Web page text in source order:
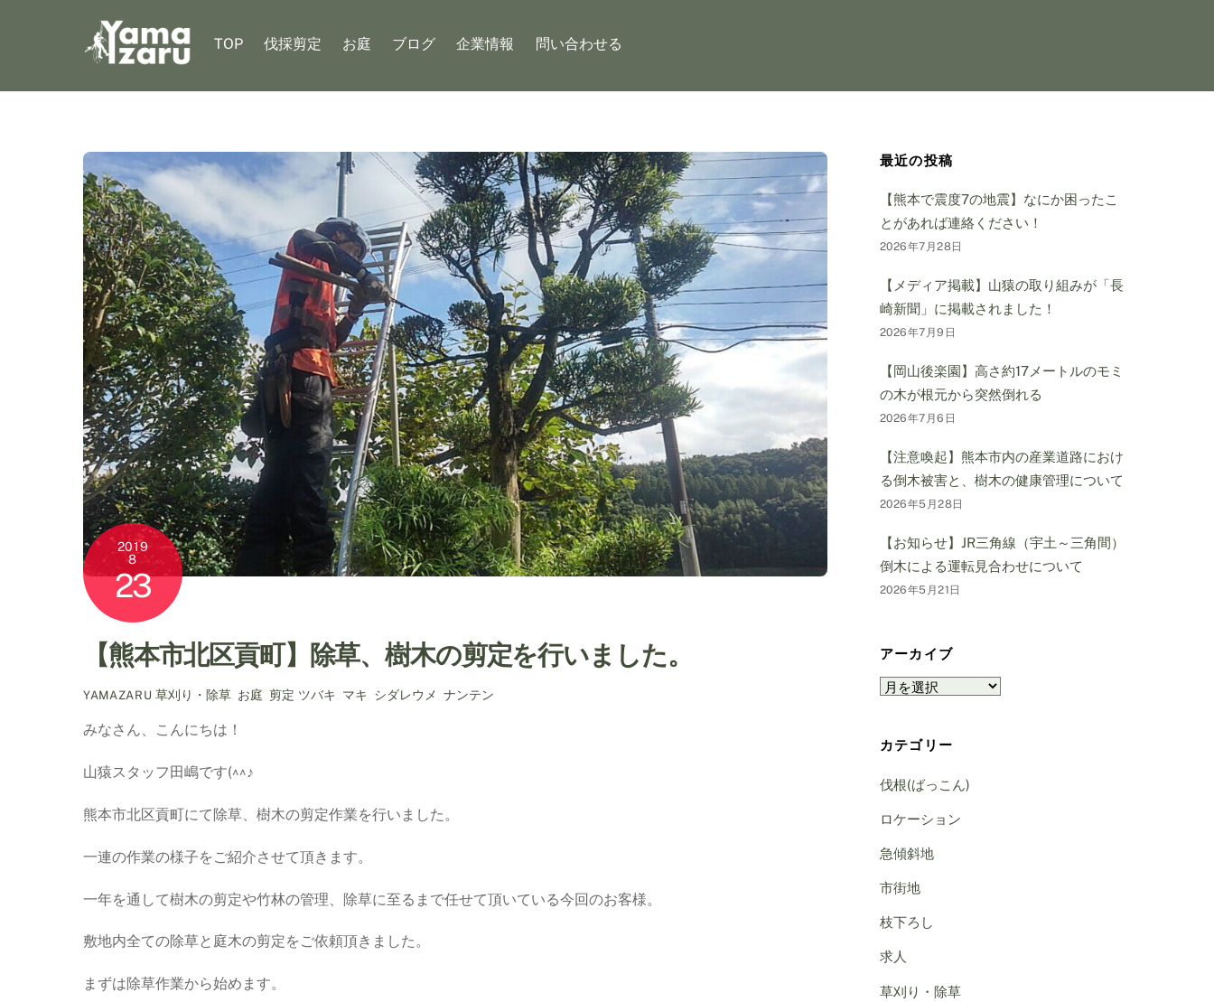
TOP 伐採剪定 お庭 ブログ 企業情報 問い合わせる
2019
8
23
【熊本市北区貢町】除草、樹木の剪定を行いました。
YAMAZARU 草刈り・除草 お庭 ,剪定 ツバキ マキ シダレウメ ,ナンテン
みなさん、こんにちは！
山猿スタッフ田嶋です(^^♪
熊本市北区貢町にて除草、樹木の剪定作業を行いました。
一連の作業の様子をご紹介させて頂きます。
一年を通して樹木の剪定や竹林の管理、除草に至るまで任せて頂いている今回のお客様。
敷地内全ての除草と庭木の剪定をご依頼頂きました。
まずは除草作業から始めます。
最近の投稿
【熊本で震度7の地震】なにか困ったこ
とがあれば連絡ください！
2026年7月28日
【メディア掲載】山猿の取り組みが「長
崎新聞」に掲載されました！
2026年7月9日
【岡山後楽園】高さ約17メートルのモミ
の木が根元から突然倒れる
2026年7月6日
【注意喚起】熊本市内の産業道路におけ
る倒木被害と、樹木の健康管理について
2026年5月28日
【お知らせ】JR三角線（宇土～三角間）
倒木による運転見合わせについて
2026年5月21日
アーカイブ
ア
イ
ブ
カテゴリー
伐根(ばっこん)
ロケーション
急傾斜地
市街地
枝下ろし
求人
草刈り・除草